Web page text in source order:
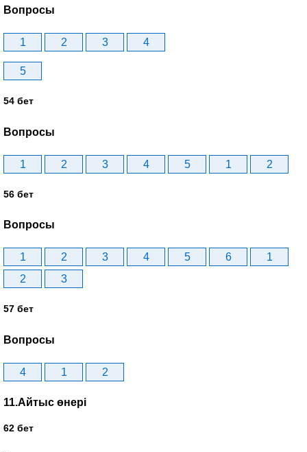
Вопросы
1 2 3 4
5
54 бет
Вопросы
1 2 3 4 5 1 2
56 бет
Вопросы
1 2 3 4 5 6
1
2
3
57 бет
Вопросы
4 1 2
11.Айтыс өнері
62 бет